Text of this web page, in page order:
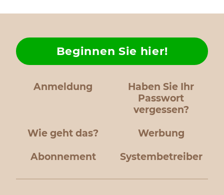
Anmeldung
Haben Sie Ihr
Passwort
vergessen?
Wie geht das?
Beginnen Sie hier!
Werbung
Abonnement Systembetreiber